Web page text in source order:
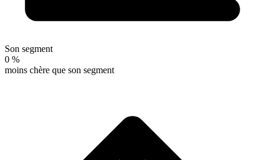
Son segment
0 %
moins chère que son segment